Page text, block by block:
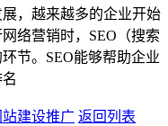
，越来越多的企业开始
络营销时，SEO（搜索
节。SEO能够帮助企业
建设推广 返回列表